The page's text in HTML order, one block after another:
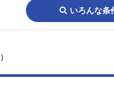
いろんな条